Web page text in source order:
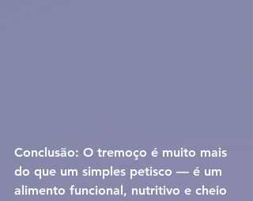
Conclusão: O tremoço é muito mais
do que um simples petisco — é um
alimento funcional, nutritivo e cheio